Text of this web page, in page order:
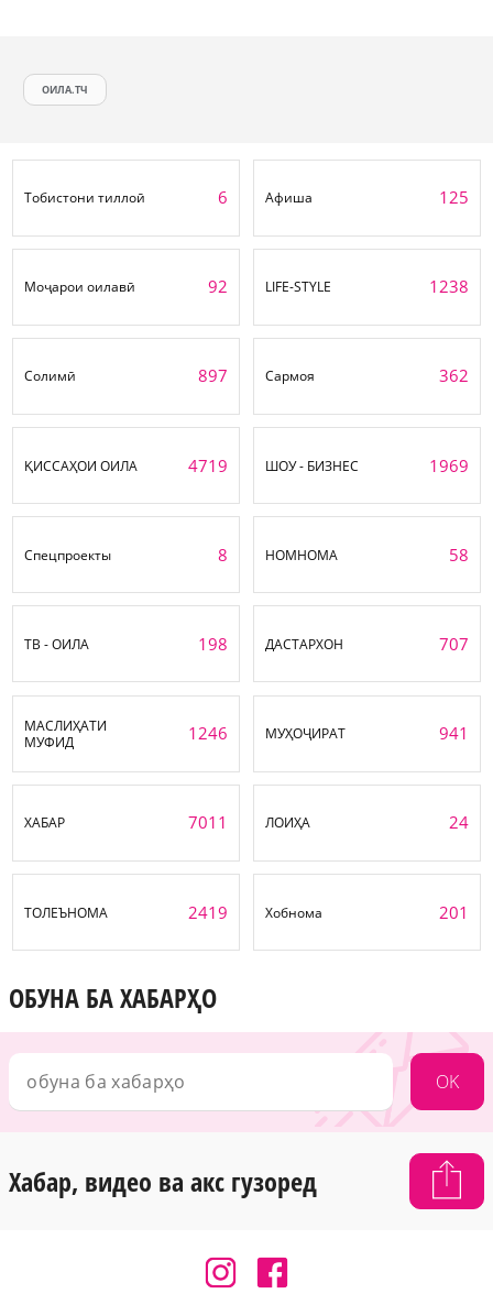
ОИЛА.ТЧ
Тобистони тиллоӣ 6 Афиша 125
Моҷарои оилавӣ 92 LIFE-STYLE 1238
Солимӣ 897 Сармоя 362
ҚИССАҲОИ ОИЛА 4719 ШОУ - БИЗНЕС 1969
Спецпроекты 8 НОМНОМА 58
ТВ - ОИЛА 198 ДАСТАРХОН 707
МАСЛИҲАТИ
МУФИД
1246 МУҲОҶИРАТ 941
ХАБАР 7011 ЛОИҲА 24
ТОЛЕЪНОМА 2419 Хобнома 201
ОБУНА БА ХАБАРҲО
OK
Хабар, видео ва акс гузоред